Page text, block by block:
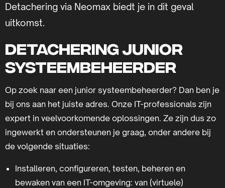
Detachering via Neomax biedt je in dit geval
uitkomst.
Detachering junior
systeembeheerder
Op zoek naar een junior systeembeheerder? Dan ben je
bij ons aan het juiste adres. Onze IT-professionals zijn
expert in veelvoorkomende oplossingen. Ze zijn dus zo
ingewerkt en ondersteunen je graag, onder andere bij
de volgende situaties:
Installeren, configureren, testen, beheren en
bewaken van een IT-omgeving: van (virtuele)